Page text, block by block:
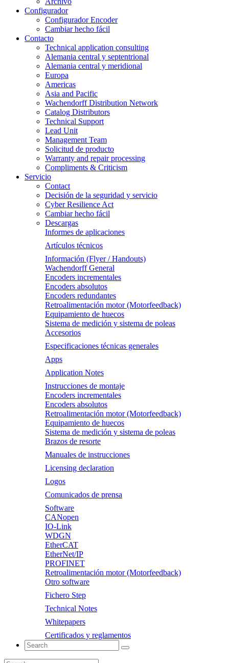
Configurador
Configurador Encoder
Cambiar hecho fácil
Contacto
Technical application consulting
Alemania central y septentrional
Alemania central y meridional
Europa
Americas
Asia and Pacific
Wachendorff Distribution Network
Catalog Distributors
Technical Support
Lead Unit
Management Team
Solicitud de producto
Warranty and repair processing
Compliments & Criticism
Servicio
Contact
Decisión de la seguridad y servicio
Cyber Resilience Act
Cambiar hecho fácil
Descargas
Informes de aplicaciones
Artículos técnicos
Información (Flyer / Handouts)
Wachendorff General
Encoders incrementales
Encoders absolutos
Encoders redundantes
Retroalimentación motor (Motorfeedback)
Equipamiento de huecos
Sistema de medición y sistema de poleas
Accesorios
Especificaciones técnicas generales
Apps
Application Notes
Instrucciones de montaje
Encoders incrementales
Encoders absolutos
Retroalimentación motor (Motorfeedback)
Equipamiento de huecos
Sistema de medición y sistema de poleas
Brazos de resorte
Manuales de instrucciones
Licensing declaration
Logos
Comunicados de prensa
Software
CANopen
IO-Link
WDGN
EtherCAT
EtherNet/IP
PROFINET
Retroalimentación motor (Motorfeedback)
Otro software
Fichero Step
Technical Notes
Whitepapers
Certificados y reglamentos